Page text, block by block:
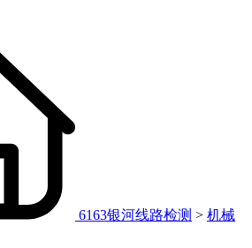
6163银河线路检测 > 机械